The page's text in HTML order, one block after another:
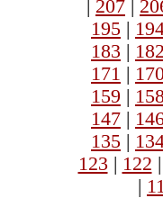
| 207 |
195 |
183 |
171 |
159 |
147 |
135 |
123 | 122
|